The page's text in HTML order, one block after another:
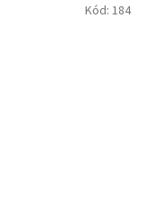
Kód: 184